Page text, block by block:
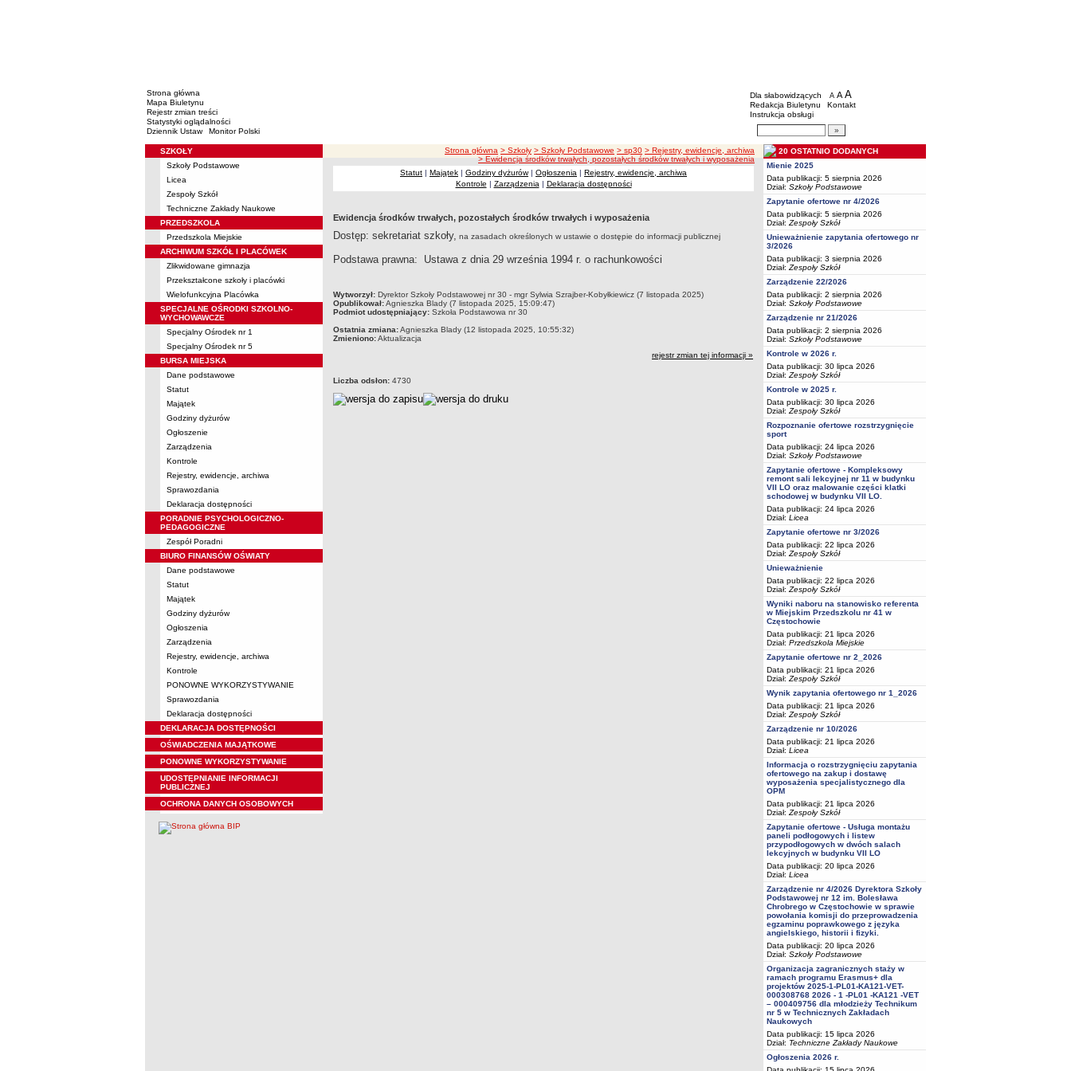
Strona główna
Mapa Biuletynu
Rejestr zmian treści
Statystyki oglądalności
Dziennik Ustaw
Monitor Polski
BIP - Oświata Częstochowa
Menu dodatkowe
Dla słabowidzących A pomniejsz czcionkę
A standardowy rozmiar czcionki
A
Redakcja Biuletynu
Kontakt
Instrukcja obsługi
Wyszukiwarka artykułów
Menu
SZKOŁY
Szkoły Podstawowe
Licea
Zespoły Szkół
Techniczne Zakłady Naukowe
PRZEDSZKOLA
Przedszkola Miejskie
ARCHIWUM SZKÓŁ I PLACÓWEK
Zlikwidowane gimnazja
Przekształcone szkoły i placówki
Wielofunkcyjna Placówka
SPECJALNE OŚRODKI SZKOLNO-
WYCHOWAWCZE
Specjalny Ośrodek nr 1
Specjalny Ośrodek nr 5
BURSA MIEJSKA
Dane podstawowe
Statut
Majątek
Godziny dyżurów
Ogłoszenie
Zarządzenia
Kontrole
Rejestry, ewidencje, archiwa
Sprawozdania
Deklaracja dostępności
PORADNIE PSYCHOLOGICZNO-
PEDAGOGICZNE
Zespół Poradni
BIURO FINANSÓW OŚWIATY
Dane podstawowe
Statut
Majątek
Godziny dyżurów
Ogłoszenia
Zarządzenia
Rejestry, ewidencje, archiwa
Kontrole
PONOWNE WYKORZYSTYWANIE
Sprawozdania
Deklaracja dostępności
DEKLARACJA DOSTĘPNOŚCI
OŚWIADCZENIA MAJĄTKOWE
PONOWNE WYKORZYSTYWANIE
UDOSTĘPNIANIE INFORMACJI
PUBLICZNEJ
OCHRONA DANYCH OSOBOWYCH
ścieżka nawigacji
Strona główna > Szkoły > Szkoły Podstawowe > sp30 > Rejestry, ewidencje, archiwa
> Ewidencja środków trwałych, pozostałych środków trwałych i wyposażenia
Statut | Majątek | Godziny dyżurów| Ogłoszenia | Rejestry, ewidencje, archiwa
Kontrole | Zarządzenia | Deklaracja dostępności
Ewidencja środków trwałych, pozostałych środków trwałych i wyposażenia
Dostęp: sekretariat szkoły, na zasadach określonych w ustawie o dostępie do informacji publicznej
Podstawa prawna: Ustawa z dnia 29 września 1994 r. o rachunkowości
metryczka
Wytworzył: Dyrektor Szkoły Podstawowej nr 30 - mgr Sylwia Szrajber-Kobyłkiewicz (7 listopada 2025)
Opublikował:Agnieszka Blady (7 listopada 2025, 15:09:47)
Podmiot udostępniający: Szkoła Podstawowa nr 30
Ostatnia zmiana:Agnieszka Blady (12 listopada 2025, 10:55:32)
Zmieniono:Aktualizacja
rejestr zmian tej informacji »
Liczba odsłon: 4730
20 OSTATNIO DODANYCH
Mienie 2025
Data publikacji: 5 sierpnia 2026
Dział: Szkoły Podstawowe
Zapytanie ofertowe nr 4/2026
Data publikacji: 5 sierpnia 2026
Dział: Zespoły Szkół
Unieważnienie zapytania ofertowego nr
3/2026
Data publikacji: 3 sierpnia 2026
Dział: Zespoły Szkół
Zarządzenie 22/2026
Data publikacji: 2 sierpnia 2026
Dział: Szkoły Podstawowe
Zarządzenie nr 21/2026
Data publikacji: 2 sierpnia 2026
Dział: Szkoły Podstawowe
Kontrole w 2026 r.
Data publikacji: 30 lipca 2026
Dział: Zespoły Szkół
Kontrole w 2025 r.
Data publikacji: 30 lipca 2026
Dział: Zespoły Szkół
Rozpoznanie ofertowe rozstrzygnięcie
sport
Data publikacji: 24 lipca 2026
Dział: Szkoły Podstawowe
Zapytanie ofertowe - Kompleksowy
remont sali lekcyjnej nr 11 w budynku
VII LO oraz malowanie części klatki
schodowej w budynku VII LO.
Data publikacji: 24 lipca 2026
Dział: Licea
Zapytanie ofertowe nr 3/2026
Data publikacji: 22 lipca 2026
Dział: Zespoły Szkół
Unieważnienie
Data publikacji: 22 lipca 2026
Dział: Zespoły Szkół
Wyniki naboru na stanowisko referenta
w Miejskim Przedszkolu nr 41 w
Częstochowie
Data publikacji: 21 lipca 2026
Dział: Przedszkola Miejskie
Zapytanie ofertowe nr 2_2026
Data publikacji: 21 lipca 2026
Dział: Zespoły Szkół
Wynik zapytania ofertowego nr 1_2026
Data publikacji: 21 lipca 2026
Dział: Zespoły Szkół
Zarządzenie nr 10/2026
Data publikacji: 21 lipca 2026
Dział: Licea
Informacja o rozstrzygnięciu zapytania
ofertowego na zakup i dostawę
wyposażenia specjalistycznego dla
OPM
Data publikacji: 21 lipca 2026
Dział: Zespoły Szkół
Zapytanie ofertowe - Usługa montażu
paneli podłogowych i listew
przypodłogowych w dwóch salach
lekcyjnych w budynku VII LO
Data publikacji: 20 lipca 2026
Dział: Licea
Zarządzenie nr 4/2026 Dyrektora Szkoły
Podstawowej nr 12 im. Bolesława
Chrobrego w Częstochowie w sprawie
powołania komisji do przeprowadzenia
egzaminu poprawkowego z języka
angielskiego, historii i fizyki.
Data publikacji: 20 lipca 2026
Dział: Szkoły Podstawowe
Organizacja zagranicznych staży w
ramach programu Erasmus+ dla
projektów 2025-1-PL01-KA121-VET-
000308768 2026 - 1 -PL01 -KA121 -VET
– 000409756 dla młodzieży Technikum
nr 5 w Technicznych Zakładach
Naukowych
Data publikacji: 15 lipca 2026
Dział: Techniczne Zakłady Naukowe
Ogłoszenia 2026 r.